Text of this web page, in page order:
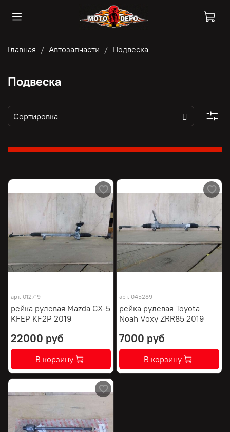
Главная Автозапчасти Подвеска
Подвеска
арт. 012719
рейка рулевая Mazda CX-5
KFEP KF2P 2019
22000 руб
В корзину
арт. 045289
рейка рулевая Toyota
Noah Voxy ZRR85 2019
7000 руб
В корзину